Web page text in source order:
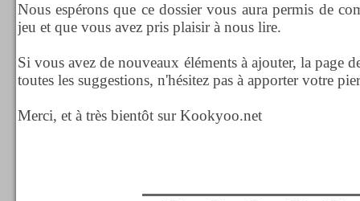
Nous espérons que ce dossier vous aura permis de
jeu et que vous avez pris plaisir à nous lire.
Si vous avez de nouveaux éléments à ajouter, la page
toutes les suggestions, n'hésitez pas à apporter votre
Merci, et à très bientôt sur Kookyoo.net